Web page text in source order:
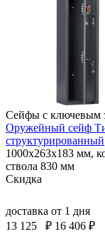
Сейфы с ключевым
Оружейный сейф
структурированный
1000x263x183 мм,
ствола 830 мм
Скидка
доставка от 1 дня
13 125
₽ 16 406 ₽